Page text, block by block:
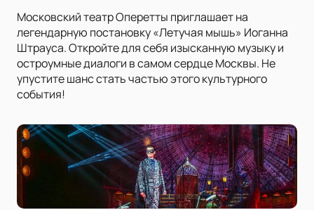
Московский театр Оперетты приглашает на
легендарную постановку «Летучая мышь» Иоганна
Штрауса. Откройте для себя изысканную музыку и
остроумные диалоги в самом сердце Москвы. Не
упустите шанс стать частью этого культурного
события!